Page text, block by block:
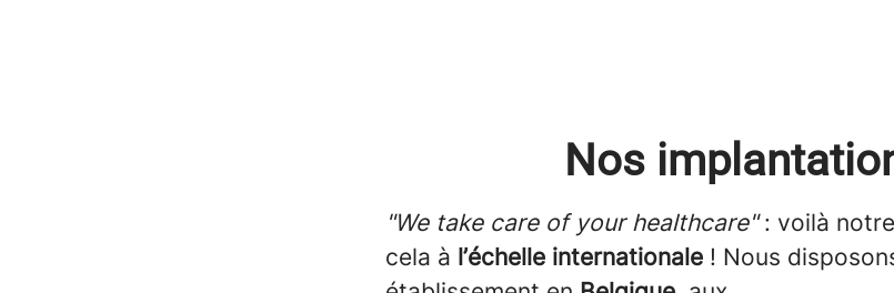
Nos
"We take care of your healthcare": voilà
cela à l’échelle internationale ! Nous